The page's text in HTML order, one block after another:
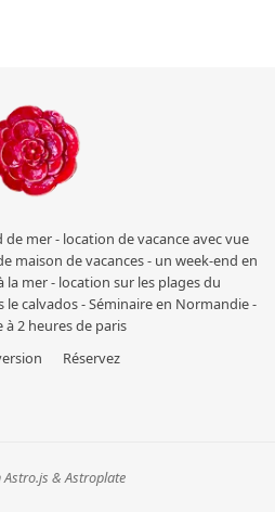
mer - location de vacance avec vue
maison de vacances - un week-end en
la mer - location sur les plages du
calvados - Séminaire en Normandie -
à 2 heures de paris
Réservez
& Astroplate